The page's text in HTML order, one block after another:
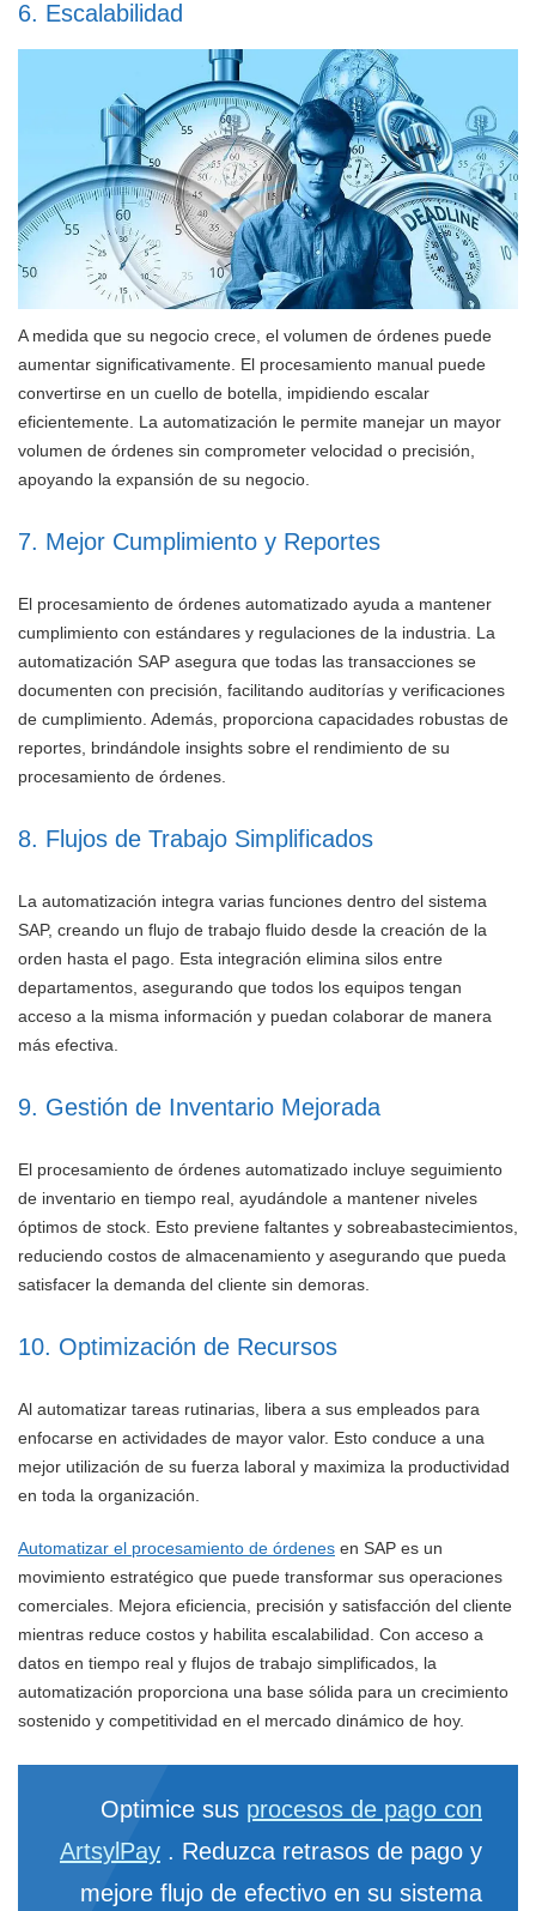
6. Escalabilidad
A medida que su negocio crece, el volumen de órdenes puede
aumentar significativamente. El procesamiento manual puede
convertirse en un cuello de botella, impidiendo escalar
eficientemente. La automatización le permite manejar un mayor
volumen de órdenes sin comprometer velocidad o precisión,
apoyando la expansión de su negocio.
7. Mejor Cumplimiento y Reportes
El procesamiento de órdenes automatizado ayuda a mantener
cumplimiento con estándares y regulaciones de la industria. La
automatización SAP asegura que todas las transacciones se
documenten con precisión, facilitando auditorías y verificaciones
de cumplimiento. Además, proporciona capacidades robustas de
reportes, brindándole insights sobre el rendimiento de su
procesamiento de órdenes.
8. Flujos de Trabajo Simplificados
La automatización integra varias funciones dentro del sistema
SAP, creando un flujo de trabajo fluido desde la creación de la
orden hasta el pago. Esta integración elimina silos entre
departamentos, asegurando que todos los equipos tengan
acceso a la misma información y puedan colaborar de manera
más efectiva.
9. Gestión de Inventario Mejorada
El procesamiento de órdenes automatizado incluye seguimiento
de inventario en tiempo real, ayudándole a mantener niveles
óptimos de stock. Esto previene faltantes y sobreabastecimientos,
reduciendo costos de almacenamiento y asegurando que pueda
satisfacer la demanda del cliente sin demoras.
10. Optimización de Recursos
Al automatizar tareas rutinarias, libera a sus empleados para
enfocarse en actividades de mayor valor. Esto conduce a una
mejor utilización de su fuerza laboral y maximiza la productividad
en toda la organización.
Automatizar el procesamiento de órdenes en SAP es un
movimiento estratégico que puede transformar sus operaciones
comerciales. Mejora eficiencia, precisión y satisfacción del cliente
mientras reduce costos y habilita escalabilidad. Con acceso a
datos en tiempo real y flujos de trabajo simplificados, la
automatización proporciona una base sólida para un crecimiento
sostenido y competitividad en el mercado dinámico de hoy.
Optimice sus procesos de pago con
ArtsylPay . Reduzca retrasos de pago y
mejore flujo de efectivo en su sistema